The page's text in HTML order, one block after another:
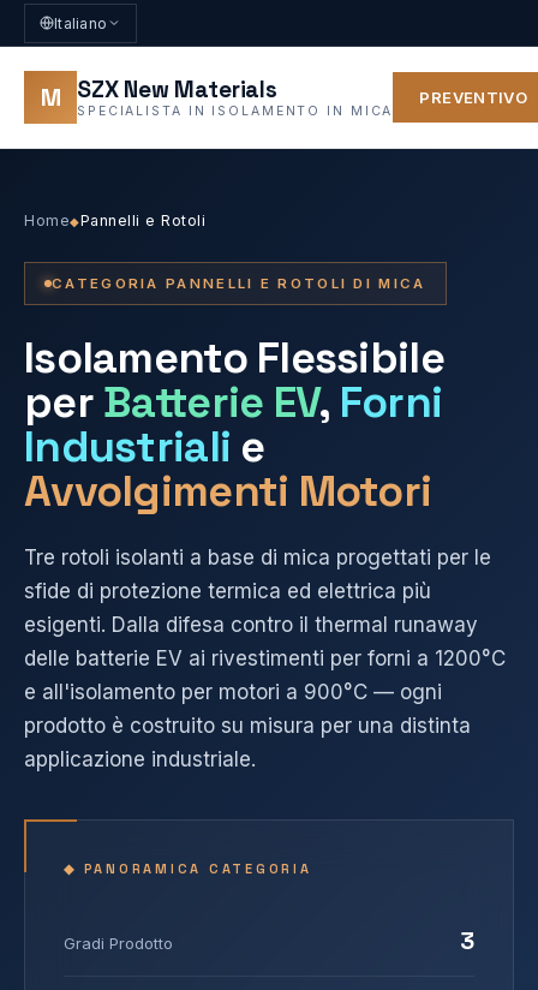
Italiano
M SZX New Materials
SPECIALISTA IN ISOLAMENTO IN MICA
PREVENTIVO
Home◆Pannelli e Rotoli
CATEGORIA PANNELLI E ROTOLI DI MICA
Isolamento Flessibile
perBatterie EV, Forni
Industriali e
Avvolgimenti Motori
Tre rotoli isolanti a base di mica progettati per le
sfide di protezione termica ed elettrica più
esigenti. Dalla difesa contro il thermal runaway
delle batterie EV ai rivestimenti per forni a 1200°C
e all'isolamento per motori a 900°C — ogni
prodotto è costruito su misura per una distinta
applicazione industriale.
◆ PANORAMICA CATEGORIA
Gradi Prodotto 3